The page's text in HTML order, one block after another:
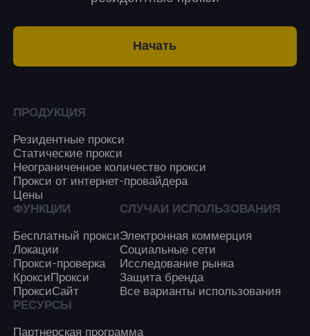
Начать
ПРОДУКЦИЯ
Резидентные прокси
Статические прокси
Неограниченное количество прокси
Прокси от интернет-провайдера
Цены
ФУНКЦИИ
Бесплатный прокси
Локации
Прокси-проверка
КроксиПрокси
ПроксиСайт
СЛУЧАИ ИСПОЛЬЗОВАНИЯ
Электронная коммерция
Социальные сети
Исследование рынка
Защита бренда
Все варианты использования
РЕСУРСЫ
Партнерская программа